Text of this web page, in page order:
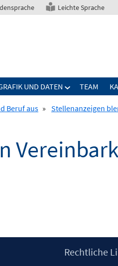
Leichte Sprache
UND DATEN TEAM
Beruf aus » Stellenanzeigen
Rechtliche